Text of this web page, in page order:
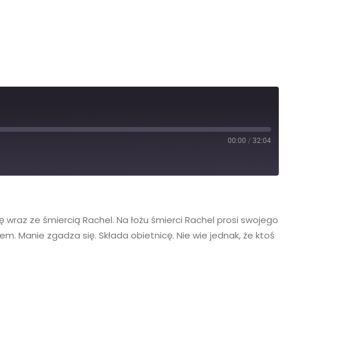
00:00 / 32:04
ze śmiercią Rachel. Na łożu śmierci Rachel prosi swojego
Manie zgadza się. Składa obietnicę. Nie wie jednak, że ktoś